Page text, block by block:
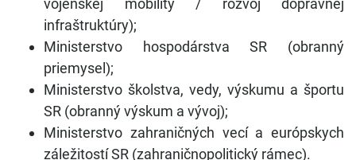
vojenskej mobility / rozvoj dopravnej
infraštruktúry);
Ministerstvo hospodárstva SR (obranný
priemysel);
Ministerstvo školstva, vedy, výskumu a športu
SR (obranný výskum a vývoj);
Ministerstvo zahraničných vecí a európskych
záležitostí SR (zahraničnopolitický rámec).